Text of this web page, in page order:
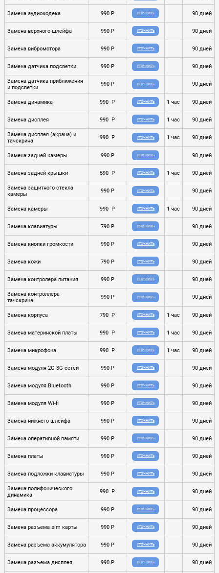
Замена аудиокодека 990 P УТОЧНИТЬ 90 дней
Замена верхного шлейфа 990 P УТОЧНИТЬ 90 дней
Замена вибромотора 990 P УТОЧНИТЬ 90 дней
Замена датчика подсветки 990 P УТОЧНИТЬ 90 дней
Замена датчика приближения
и подсветки
990 P УТОЧНИТЬ 90 дней
Замена динамика 990 P УТОЧНИТЬ 1 час 90 дней
Замена дисплея 990 P УТОЧНИТЬ 1 час 90 дней
Замена дисплея (экрана) и
тачскрина
990 P УТОЧНИТЬ 1 час 90 дней
Замена задней камеры 990 P УТОЧНИТЬ 90 дней
Замена задней крышки 590 P УТОЧНИТЬ 1 час 90 дней
Замена защитного стекла
камеры
990 P УТОЧНИТЬ 90 дней
Замена камеры 990 P УТОЧНИТЬ 1 час 90 дней
Замена клавиатуры 790 P УТОЧНИТЬ 90 дней
Замена кнопки громкости 990 P УТОЧНИТЬ 90 дней
Замена кожи 790 P УТОЧНИТЬ 90 дней
Замена контролера питания 990 P УТОЧНИТЬ 90 дней
Замена контроллера
тачскрина
990 P УТОЧНИТЬ 90 дней
Замена корпуса 790 P УТОЧНИТЬ 1 час 90 дней
Замена материнской платы 990 P УТОЧНИТЬ 1 час 90 дней
Замена микрофона 990 P УТОЧНИТЬ 1 час 90 дней
Замена модуля 2G-3G сетей 990 P УТОЧНИТЬ 90 дней
Замена модуля Bluetooth 990 P УТОЧНИТЬ 90 дней
Замена модуля Wi-fi 990 P УТОЧНИТЬ 90 дней
Замена нижнего шлейфа 990 P УТОЧНИТЬ 90 дней
Замена оперативной памяти 990 P УТОЧНИТЬ 90 дней
Замена платы 990 P УТОЧНИТЬ 90 дней
Замена подложки клавиатуры 990 P УТОЧНИТЬ 90 дней
Замена полифонического
динамика
990 P УТОЧНИТЬ 90 дней
Замена процессора 990 P УТОЧНИТЬ 90 дней
Замена разъема sim карты 990 P УТОЧНИТЬ 90 дней
Замена разъема аккумулятора 990 P УТОЧНИТЬ 90 дней
Замена разъема дисплея 990 P УТОЧНИТЬ 90 дней